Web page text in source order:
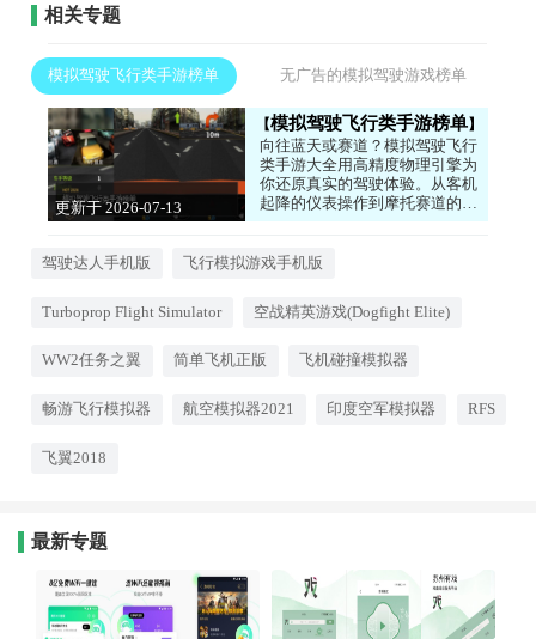
相关专题
模拟驾驶飞行类手游榜单 无广告的模拟驾驶游戏榜单
更新于 2026-07-13
模拟驾驶飞行类手游榜单
向往蓝天或赛道？模拟驾驶飞行
类手游大全用高精度物理引擎为
你还原真实的驾驶体验。从客机
起降的仪表操作到摩托赛道的压
弯技巧，每款游戏都针对不同载
自由选择机型或车型，在逼真的
驶舱内的仪表盘和外部环境都经
作，沉浸感极强。适合硬核驾驶
驾驶达人手机版 飞行模拟游戏手机版
Turboprop Flight Simulator 空战精英游戏(Dogfight Elite)
WW2任务之翼 简单飞机正版 飞机碰撞模拟器
畅游飞行模拟器 航空模拟器2021 印度空军模拟器 RFS
飞翼2018
最新专题